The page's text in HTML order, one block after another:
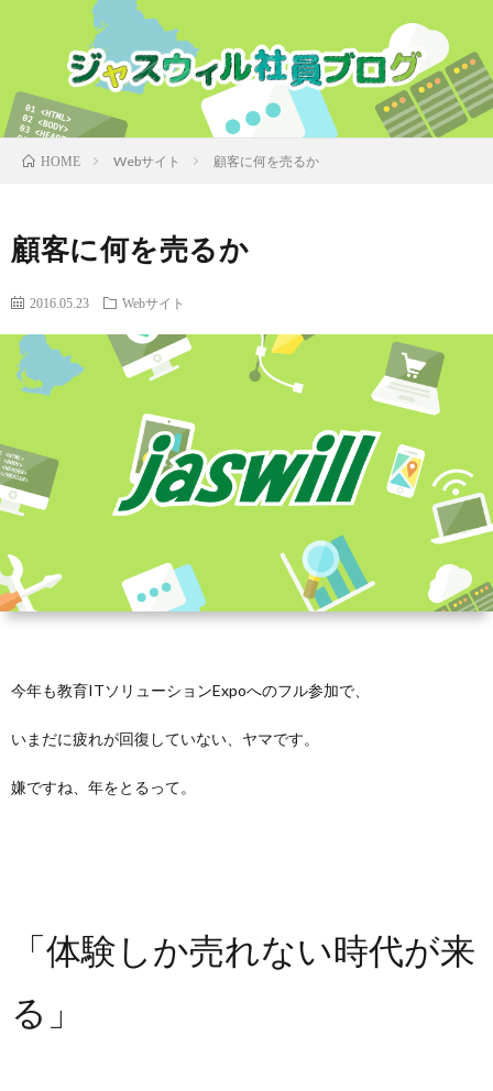
HOME Webサイト 顧客に何を売るか
顧客に何を売るか
2016.05.23 Webサイト
今年も教育ITソリューションExpoへのフル参加で、
いまだに疲れが回復していない、ヤマです。
嫌ですね、年をとるって。
「体験しか売れない時代が来
る」